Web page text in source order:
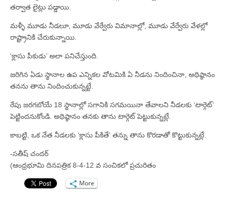
తర్వాత లైట్లు పడ్డాయి.
మళ్ళీ మూడు నీడలూ, మూడు వేర్వేరు విమానాల్లో, మూడు వేర్వేరు వేళల్లో
రాష్ట్రానికి చేరుకున్నాయి.
‘క్లాసు పీకుడు’ అలా పనిచేస్తుంది.
జరిగిన ఏడు స్థానాల ఉప ఎన్నికల వోటమికి ఏ నీడను నిందించినా, అథిష్ఠానం
తనను తాను నిందించుకున్నట్టే.
రేపు జరగబోయే 18 స్థానాల్లో సగానికి సగమయినా తేవాలని నీడలకు ‘టార్గెట్‌’
పెట్టిందనుకోండి. అథిష్ఠానం తనకు తాను టార్గెట్‌ పెట్టుకున్నట్లే.
కాబట్టి, ఒక నేత నీడలకు ‘క్లాసు పీకితే’ తన్ను తాను కొరడాతో కొట్టుకున్నట్లే.
-సతీష్‌ చందర్‌
(ఆంధ్రభూమి దినపత్రిక 8-4-12 వ సంచికలో ప్రచురితం
More